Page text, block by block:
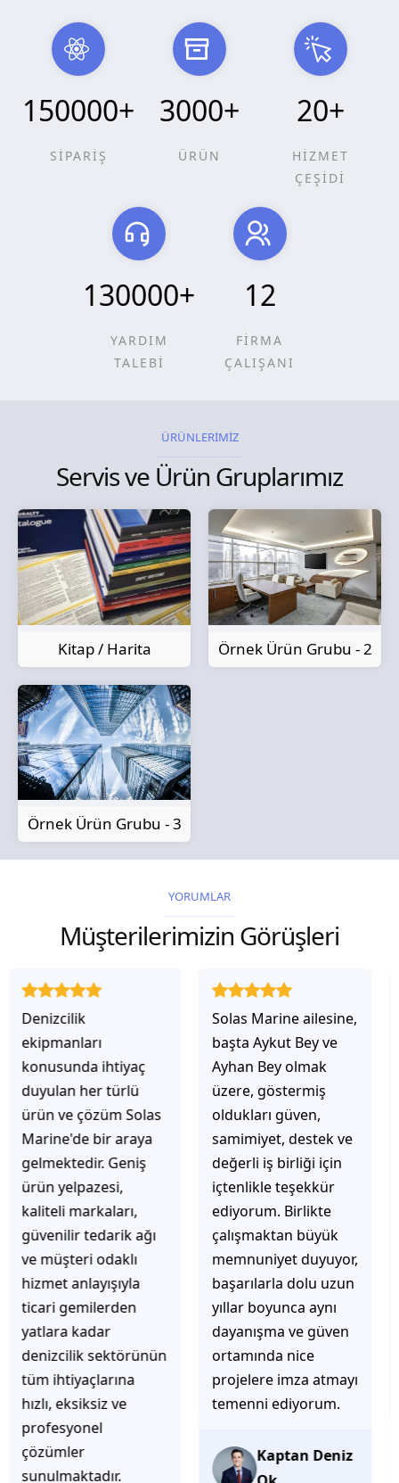
150000+
SİPARİŞ
3000+
ÜRÜN
20+
HİZMET
ÇEŞİDİ
130000+
YARDIM
TALEBİ
12
FİRMA
ÇALIŞANI
ÜRÜNLERİMİZ
Servis ve Ürün Gruplarımız
Kitap / Harita Örnek Ürün Grubu - 2
Örnek Ürün Grubu - 3
YORUMLAR
Müşterilerimizin Görüşleri
Solas Marine ailesine,
başta Aykut Bey ve
Ayhan Bey olmak
üzere, göstermiş
oldukları güven,
samimiyet, destek ve
değerli iş birliği için
içtenlikle teşekkür
ediyorum. Birlikte
çalışmaktan büyük
memnuniyet duyuyor,
başarılarla dolu uzun
yıllar boyunca aynı
dayanışma ve güven
ortamında nice
projelere imza atmayı
temenni ediyorum.
Kaptan Deniz
Solas Marine ile
çalıştığınızda,
işlerinin gerçekten
çözüm üretmeye
odaklı olduğunu
hemen fark
ediyorsunuz.
İhtiyaçlarınıza hızlı ve
doğru çözümler
sunmaya çalışıyorlar.
Müşteri
memnuniyetini ön
planda tutan
yaklaşımları, ilgili
iletişimleri ve
güvenilir hizmet
anlayışları sayesinde
başarılı bir ekip
olduklarını